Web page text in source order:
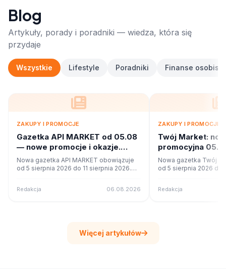
Blog
Artykuły, porady i poradniki — wiedza, która się
przydaje
Wszystkie Lifestyle Poradniki Finanse osobiste
ZAKUPY I PROMOCJE
Gazetka API MARKET od 05.08
— nowe promocje i okazje.
Sprawdź
Nowa gazetka API MARKET obowiązuje
od 5 sierpnia 2026 do 11 sierpnia 2026.
Redakcja 06.08.2026
ZAKUPY I PROMOCJE
Twój Market:
promocyjna
Co w ofercie?
Nowa gazetka Twój
od 5 sierpnia 2026 do
Redakcja
Więcej artykułów